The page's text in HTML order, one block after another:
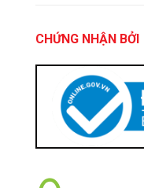
CHỨNG NHẬN BỞI